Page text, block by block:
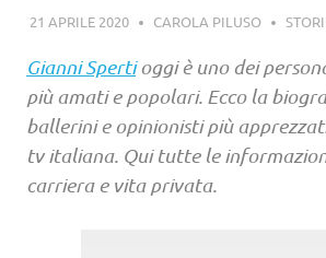
21 APRILE 2020 CAROLA PILUSO
Gianni Spertioggi è uno dei
più amati e popolari. Ecco la
ballerini e opinionisti più
tv italiana. Qui tutte le
carriera e vita privata.